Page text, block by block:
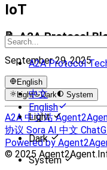
A2A Protocol
IoT
📝 A2A Protocol
September 29, 2025
English
中文
English
Light Dark System
Light
Dark
System
A2A 中文站
协议 Sora AI 中文
Powered by
© 2025